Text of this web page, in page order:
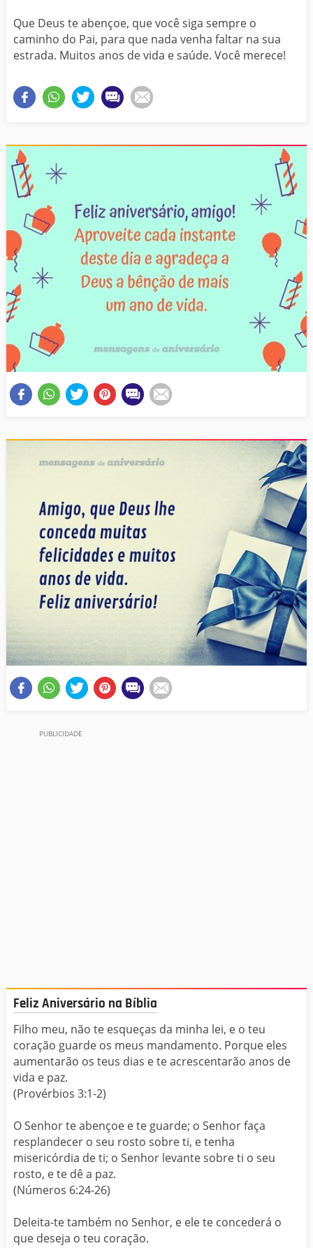
Que Deus te abençoe, que você siga sempre o
caminho do Pai, para que nada venha faltar na sua
estrada. Muitos anos de vida e saúde. Você merece!
Feliz Aniversário na Bíblia
Filho meu, não te esqueças da minha lei, e o teu
coração guarde os meus mandamento. Porque eles
aumentarão os teus dias e te acrescentarão anos de
vida e paz.
(Provérbios 3:1-2)
O Senhor te abençoe e te guarde; o Senhor faça
resplandecer o seu rosto sobre ti, e tenha
misericórdia de ti; o Senhor levante sobre ti o seu
rosto, e te dê a paz.
(Números 6:24-26)
Deleita-te também no Senhor, e ele te concederá o
que deseja o teu coração.